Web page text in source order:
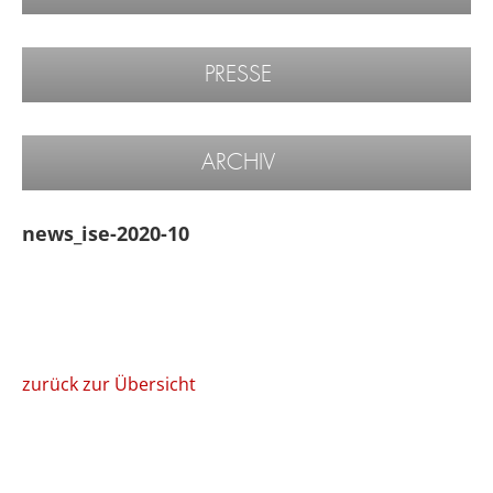
PRESSE
ARCHIV
news_ise-2020-10
zurück zur Übersicht